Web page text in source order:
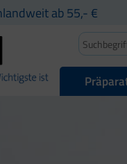
ab 55,- €